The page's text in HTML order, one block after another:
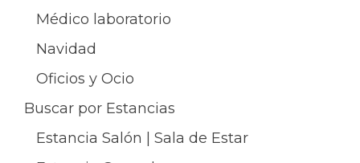
Médico laboratorio
Navidad
Oficios y Ocio
Buscar por Estancias
Estancia Salón | Sala de Estar